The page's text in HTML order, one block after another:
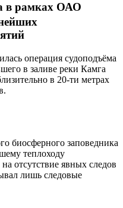
в рамках ОАО
операция судоподъёма
в заливе реки Камга
в 20-ти метрах
биосферного заповедника
теплоходу
отсутствие явных следов
лишь следовые